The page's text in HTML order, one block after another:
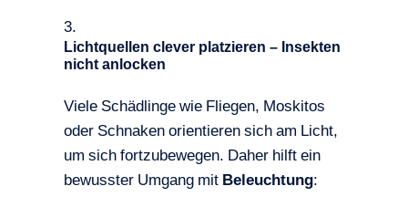
Lichtquellen clever platzieren – Insekten
nicht anlocken
Viele Schädlinge wie Fliegen, Moskitos
oder Schnaken orientieren sich am Licht,
um sich fortzubewegen. Daher hilft ein
bewusster Umgang mitBeleuchtung: